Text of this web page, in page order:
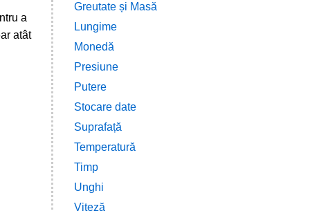
a
atât
Greutate și Masă
Lungime
Monedă
Presiune
Putere
Stocare date
Suprafață
Temperatură
Timp
Unghi
Viteză